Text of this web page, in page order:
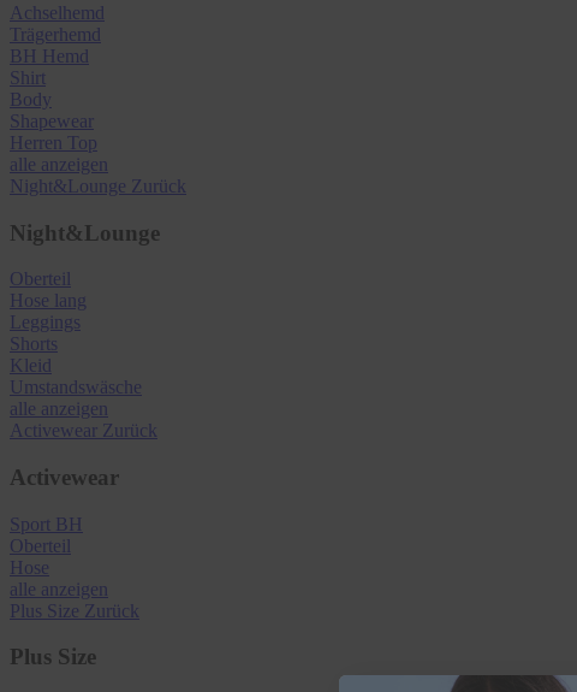
Achselhemd
Trägerhemd
BH Hemd
Shirt
Body
Shapewear
Herren Top
alle anzeigen
Night&Lounge Zurück
Night&Lounge
Oberteil
Hose lang
Leggings
Shorts
Kleid
Umstandswäsche
alle anzeigen
Activewear Zurück
Activewear
Sport BH
Oberteil
Hose
alle anzeigen
Plus Size Zurück
Plus Size